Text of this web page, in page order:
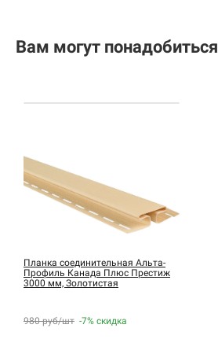
Вам могут понадобиться
Планка соединительная Альта-
Профиль Канада Плюс Престиж
3000 мм, Золотистая
980 руб/шт -7% скидка